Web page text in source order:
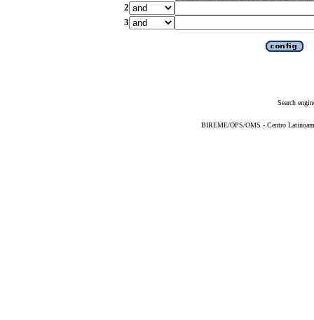
2
3
Search
BIREME/OPS/OMS - Centro